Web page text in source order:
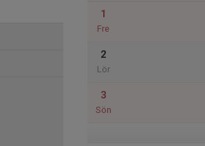
1
Fre
2
Lör
3
Sön